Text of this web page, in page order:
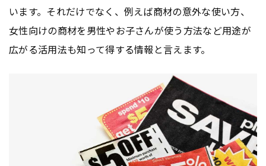
います。それだけでなく、例えば商材の意外な使い方、
女性向けの商材を男性やお子さんが使う方法など用途が
広がる活用法も知って得する情報と言えます。